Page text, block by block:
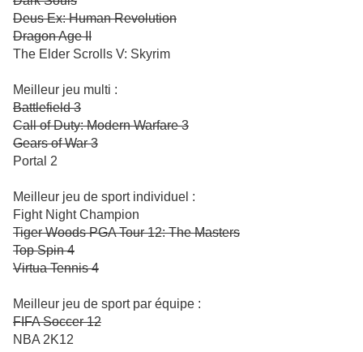
Deus Ex: Human Revolution
Dragon Age II
The Elder Scrolls V: Skyrim
Meilleur jeu multi :
Battlefield 3
Call of Duty: Modern Warfare 3
Gears of War 3
Portal 2
Meilleur jeu de sport individuel :
Fight Night Champion
Tiger Woods PGA Tour 12: The Masters
Top Spin 4
Virtua Tennis 4
Meilleur jeu de sport par équipe :
FIFA Soccer 12
NBA 2K12